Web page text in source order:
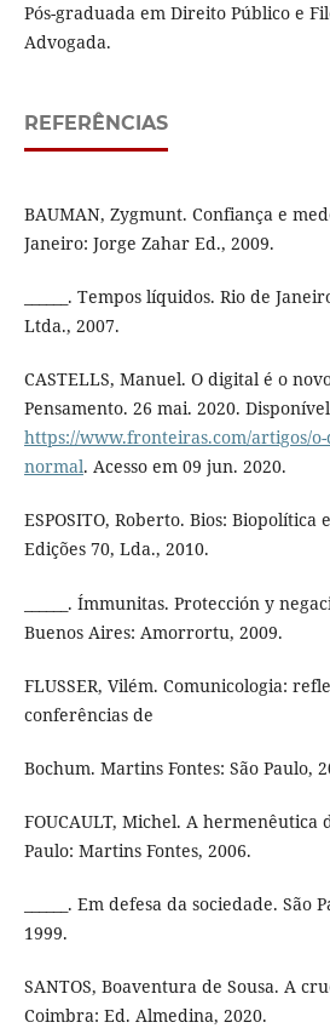
Pós-graduada em Direito Público e
Advogada.
REFERÊNCIAS
BAUMAN, Zygmunt. Confiança e
Janeiro: Jorge Zahar Ed., 2009.
______. Tempos líquidos. Rio de
Ltda., 2007.
CASTELLS, Manuel. O digital é o
Pensamento. 26 mai. 2020.
https://www.fronteiras.com/artigos/o-
normal. Acesso em 09 jun. 2020.
ESPOSITO, Roberto. Bios: Biopolítica
Edições 70, Lda., 2010.
______. Ímmunitas. Protección y
Buenos Aires: Amorrortu, 2009.
FLUSSER, Vilém. Comunicologia:
conferências de
Bochum. Martins Fontes: São Paulo,
FOUCAULT, Michel. A hermenêutica
Paulo: Martins Fontes, 2006.
______. Em defesa da sociedade.
1999.
SANTOS, Boaventura de Sousa. A
Coimbra: Ed. Almedina, 2020.